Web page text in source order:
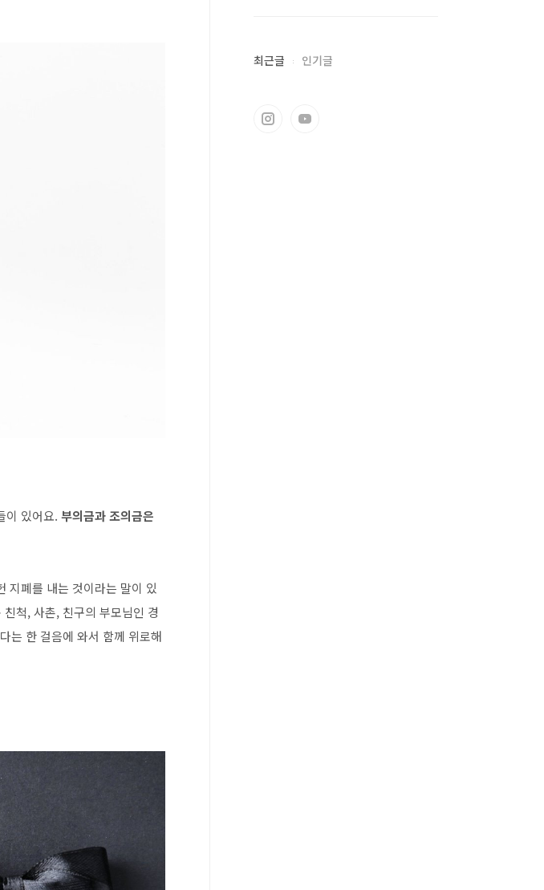
이 있어요. 부의금과 조의금은
지폐를 내는 것이라는 말이 있
척, 사촌, 친구의 부모님인 경
는 한 걸음에 와서 함께 위로해
최근글 인기글